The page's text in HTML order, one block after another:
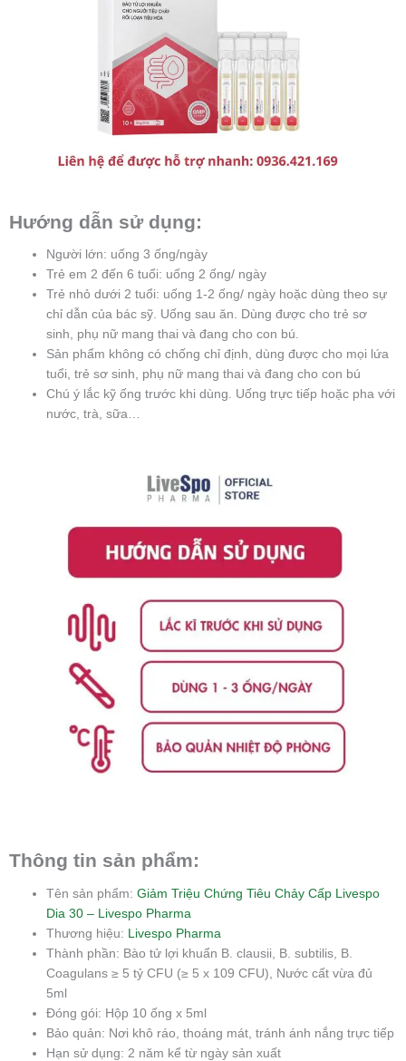
Hướng dẫn sử dụng:
Người lớn: uống 3 ống/ngày
Trẻ em 2 đến 6 tuổi: uống 2 ống/ ngày
Trẻ nhỏ dưới 2 tuổi: uống 1-2 ống/ ngày hoặc dùng theo sự
chỉ dẫn của bác sỹ. Uống sau ăn. Dùng được cho trẻ sơ
sinh, phụ nữ mang thai và đang cho con bú.
Sản phẩm không có chống chỉ định, dùng được cho mọi lứa
tuổi, trẻ sơ sinh, phụ nữ mang thai và đang cho con bú
Chú ý lắc kỹ ống trước khi dùng. Uống trực tiếp hoặc pha với
nước, trà, sữa…
Thông tin sản phẩm:
Tên sản phẩm:Giảm Triệu Chứng Tiêu Chảy Cấp Livespo
Dia 30 – Livespo Pharma
Thương hiệu:
Livespo Pharma
Thành phần: Bào tử lợi khuẩn B. clausii, B. subtilis, B.
Coagulans ≥ 5 tỷ CFU (≥ 5 x 109 CFU), Nước cất vừa đủ
5ml
Đóng gói: Hộp 10 ống x 5ml
Bảo quản: Nơi khô ráo, thoáng mát, tránh ánh nắng trực tiếp
Hạn sử dụng: 2 năm kể từ ngày sản xuất